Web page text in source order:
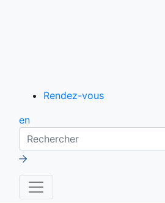
Rendez-vous
en
Rechercher